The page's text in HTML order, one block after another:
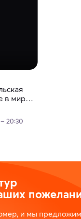
в мир
20:30
и мы